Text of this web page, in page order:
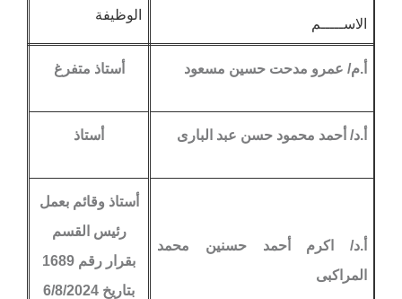
الاســـــم
الوظيفة
أ.م/ عمرو مدحت حسين مسعود أستاذ متفرغ
أ.د/ أحمد محمود حسن عبد البارى أستاذ
أ.د/ اكرم أحمد حسنين محمد
المراكبى
أستاذ وقائم بعمل
رئيس القسم
بقرار رقم 1689
بتاريخ 6/8/2024